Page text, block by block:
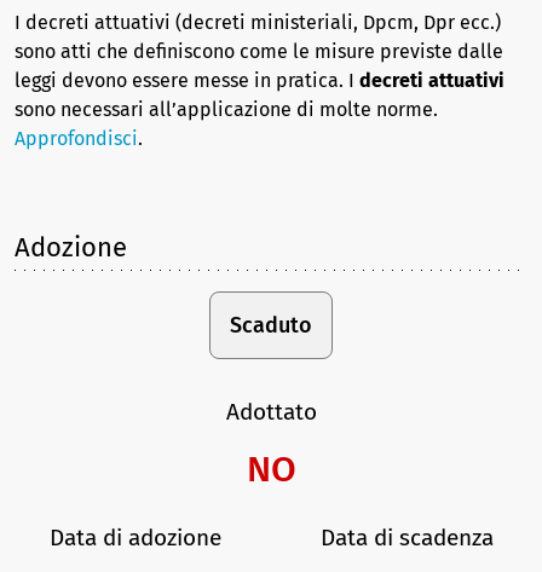
I decreti attuativi (decreti ministeriali, Dpcm, Dpr ecc.)
sono atti che definiscono come le misure previste dalle
leggi devono essere messe in pratica. I decreti attuativi
sono necessari all’applicazione di molte norme.
Approfondisci.
Adozione
Scaduto
Adottato
NO
Data di adozione Data di scadenza